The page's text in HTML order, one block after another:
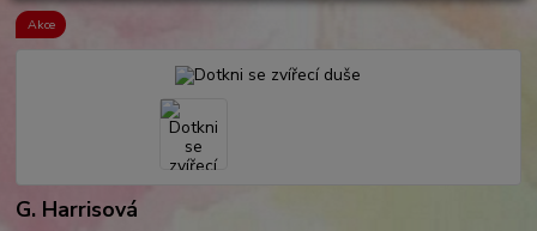
Akce
G. Harrisová